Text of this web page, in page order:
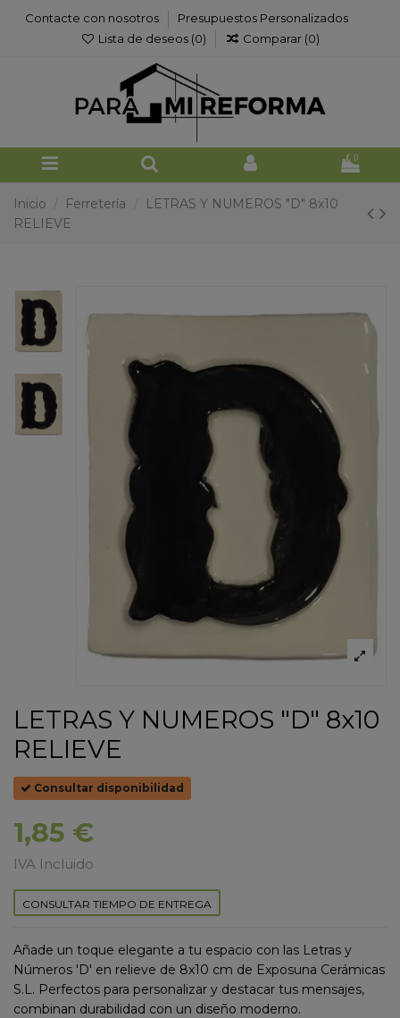
Contacte con nosotros
Presupuestos Personalizados
Lista de deseos (0) Comparar (0)
0
Inicio Ferretería
LETRAS Y NUMEROS "D" 8x10
RELIEVE
LETRAS Y NUMEROS "D" 8x10
RELIEVE
Consultar disponibilidad
1,85 €
IVA Incluido
CONSULTAR TIEMPO DE ENTREGA
Añade un toque elegante a tu espacio con las Letras y
Números 'D' en relieve de 8x10 cm de Exposuna Cerámicas
S.L. Perfectos para personalizar y destacar tus mensajes,
combinan durabilidad con un diseño moderno.